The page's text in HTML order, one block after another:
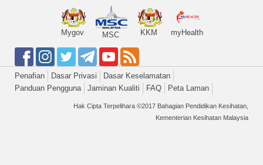
Mygov MSC KKM myHealth
Penafian Dasar Privasi
Dasar Keselamatan
Panduan Pengguna
Jaminan Kualiti FAQ Peta Laman
Hak Cipta Terpelihara ©2017 Bahagian Pendidikan Kesihatan,
Kementerian Kesihatan Malaysia